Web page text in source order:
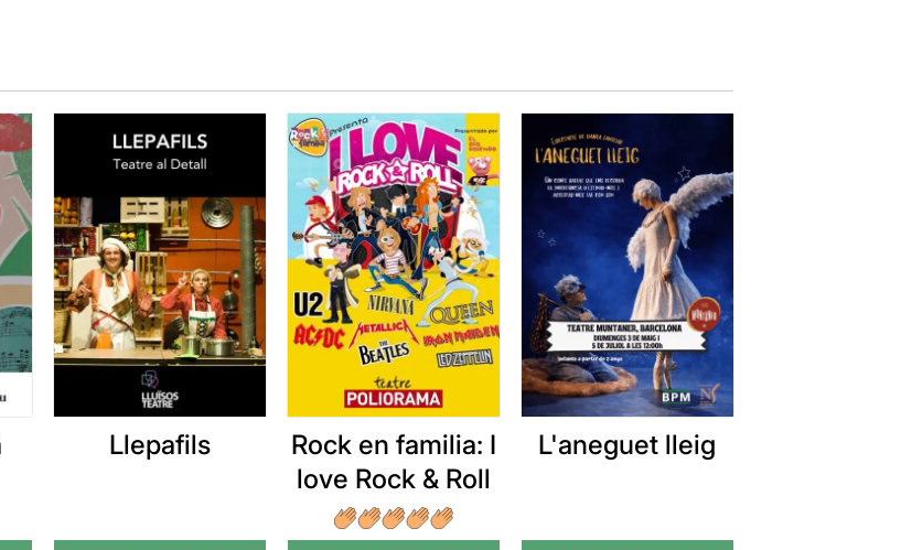
les veus sí que estan amplificades i la música és enllaunada
i escolten des de l'escenari els atrau des del minut zero.
fins a quin punt els pot atreure aquest tipus de composicions musicals;
cas de nens petits que escolten sovint "La Flauta Màgica" de Mozart, perquè els
entre Papageno i Papagena, però no sospitàvem que els pugues agradar
comMadame Butterfly, el Brindis deLa Traviatade Verdi... i tantes altres....
,Tosca,Il Barbiere di Siviglia,Carmen,Tosca,il Trovatoreo una versió
sencer, només heu de clicarAQUÍ
Llepafils
Rock en familia: I
love Rock & Roll
L'aneguet lleig